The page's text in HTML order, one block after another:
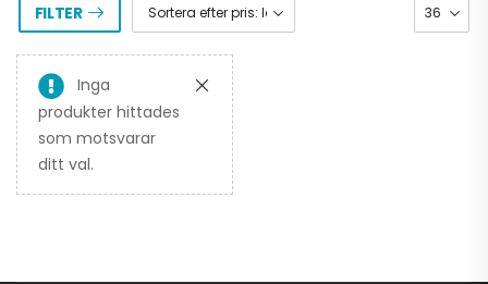
FILTER
Inga
produkter hittades
som motsvarar
ditt val.